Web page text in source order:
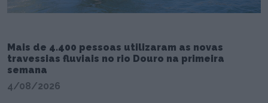
Mais de 4.400 pessoas utilizaram as novas
travessias fluviais no rio Douro na primeira
semana
4/08/2026